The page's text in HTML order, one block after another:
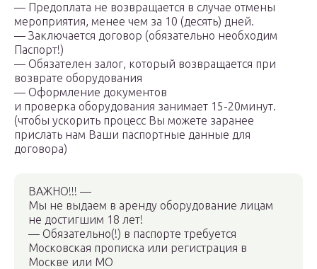
— Предоплата не возвращается в случае отмены
мероприятия, менее чем за 10 (десять) дней.
— Заключается договор (обязательно необходим
Паспорт!)
— Обязателен залог, который возвращается при
возврате оборудования
— Оформление документов
и проверка оборудования занимает 15-20минут.
(чтобы ускорить процесс Вы можете заранее
прислать нам Ваши паспортные данные для
договора)
ВАЖНО!!! —
Мы не выдаем в аренду оборудование лицам
не достигшим 18 лет!
— Обязательно(!) в паспорте требуется
Московская прописка или регистрация в
Москве или МО